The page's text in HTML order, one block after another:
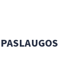
PASLAUGOS